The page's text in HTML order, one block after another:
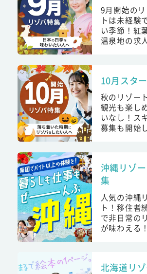
9月開始の
トは未経験
い季節！紅
温泉地の求
10月スタ
秋のリゾー
観光も楽し
いなし！ス
募集も開始
沖縄リゾ
集
人気の沖縄
ト！移住者
で非日常の
が味わえる！
北海道リ